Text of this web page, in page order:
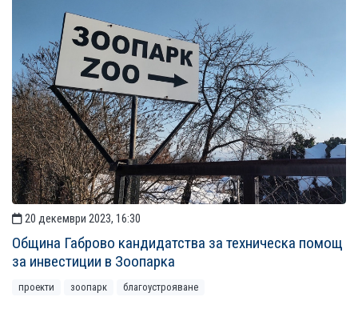
20 декември 2023, 16:30
Община Габрово кандидатства за техническа помощ
за инвестиции в Зоопарка
проекти зоопарк благоустрояване